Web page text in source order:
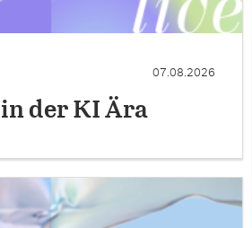
07.08.2026
der KI Ära